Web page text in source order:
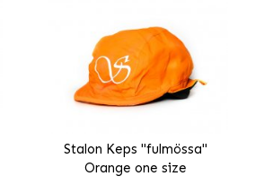
Stalon Keps "fulmössa"
Orange one size